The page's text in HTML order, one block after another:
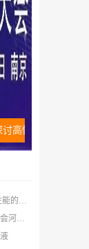
高性能的外露防水
企业要闻相约528 建海国际与您共同探讨高性能的外露防水
重磅消息|建海国际外露领航·门店破局赋能峰会河北站倒计时1天